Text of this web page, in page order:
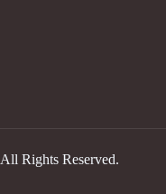
All Rights Reserved.